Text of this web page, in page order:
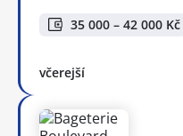
35 000 – 42 000 Kč
včerejší